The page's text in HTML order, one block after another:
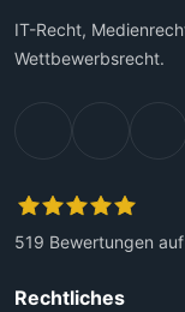
IT-Recht,
Wettbewerbsrecht.
519 Bewertungen
Rechtliches